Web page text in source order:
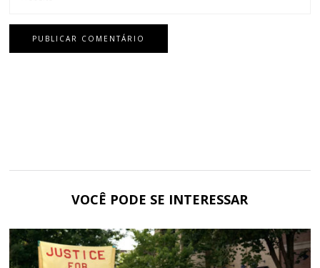
VOCÊ PODE SE INTERESSAR